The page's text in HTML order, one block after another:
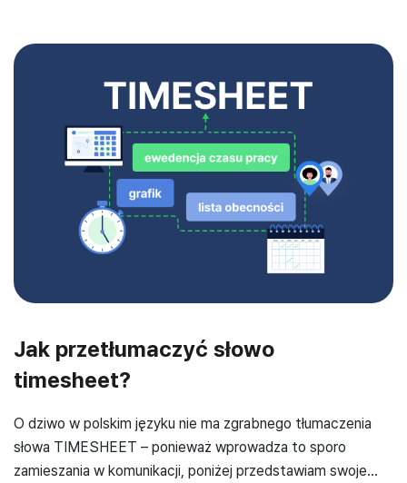
Jak przetłumaczyć słowo
timesheet?
O dziwo w polskim języku nie ma zgrabnego tłumaczenia
słowa TIMESHEET – ponieważ wprowadza to sporo
zamieszania w komunikacji, poniżej przedstawiam swoje